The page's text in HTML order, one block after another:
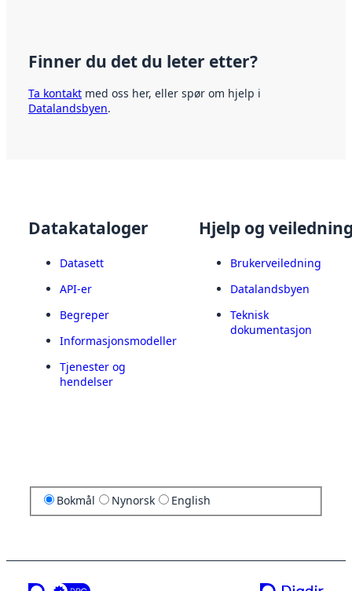
Finner du det du leter etter?
Ta kontakt med oss her, eller spør om hjelp i
Datalandsbyen.
Datakataloger
Datasett
API-er
Begreper
Informasjonsmodeller
Tjenester og
hendelser
Hjelp og
Brukerveiledning
Datalandsbyen
Teknisk
dokumentasjon
Bokmål Nynorsk English